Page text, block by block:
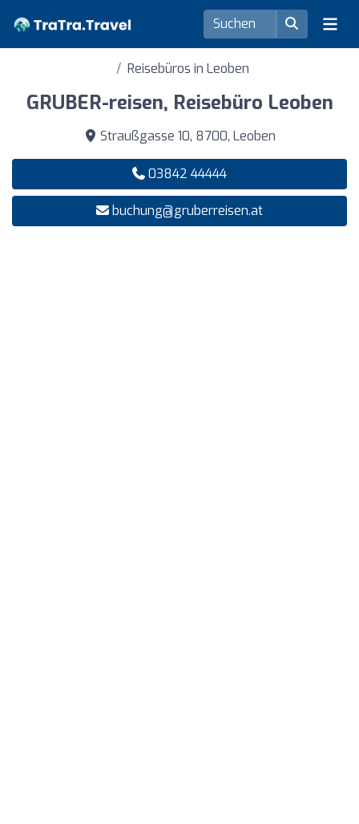
Reisebüros in Leoben
GRUBER-reisen, Reisebüro Leoben
Straußgasse 10, 8700, Leoben
03842 44444
buchung@gruberreisen.at